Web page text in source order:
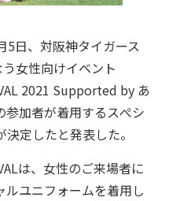
日、対阪神タイガース
女性向けイベント
2021 Supported by あ
参加者が着用するスぺシ
定したと発表した。
は、女性のご来場者に
ユニフォームを着用し